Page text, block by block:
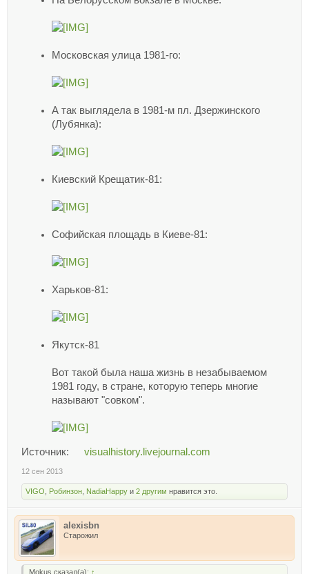
Московская улица 1981-го:
А так выглядела в 1981-м пл. Дзержинского
(Лубянка):
Киевский Крещатик-81:
Софийская площадь в Киеве-81:
Харьков-81:
Якутск-81
Вот такой была наша жизнь в незабываемом
1981 году, в стране, которую теперь многие
называют "совком".
Источник: visualhistory.livejournal.com
12 сен 2013
VIGO Робинзон NadiaHappy и 2 другим нравится это.
alexisbn
Старожил
Mokus сказал(а): ↑